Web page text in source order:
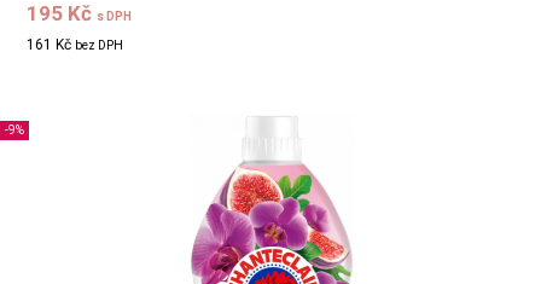
195 Kč s DPH
161 Kč bez DPH
-9%